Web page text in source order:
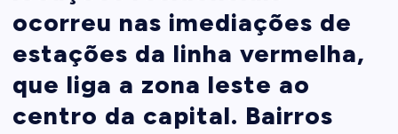
ocorreu nas imediações de
estações da linha vermelha,
que liga a zona leste ao
centro da capital. Bairros